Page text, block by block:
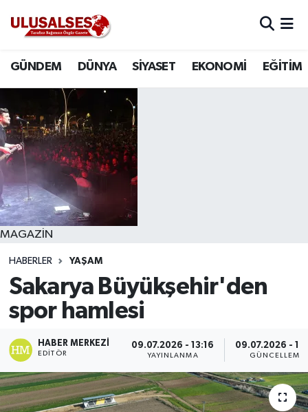
GÜNDEM DÜNYA SİYASET EKONOMİ EĞİTİM
MAGAZİN
HABERLER YAŞAM
Sakarya Büyükşehir'den
spor hamlesi
HABER MERKEZI
EDITÖR
09.07.2026 - 13:16
YAYINLANMA
09.07.2026 -
GÜNCELLEME
DÜNYA
SİYASET
EKONOMİ
EĞİTİM
SAĞLIK
MAGAZİN
SPOR
Trafik Durumu
Süper Lig Puan Durumu ve Fikstür
Tüm Manşetler
Son Dakika Haberleri
Haber Arşivi